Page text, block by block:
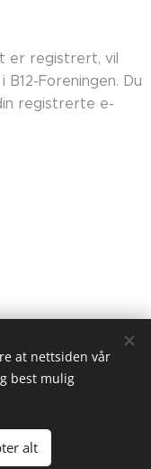
er registrert, vil
Foreningen. Du
registrerte e-
at nettsiden vår
best mulig
alt